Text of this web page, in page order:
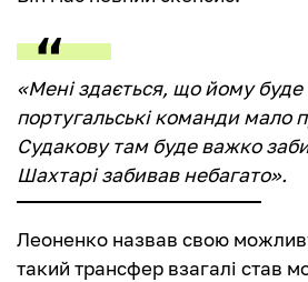
«Мені здається, що йому
португальські команди мало
Судакову там буде важко
Шахтарі забивав небагато».
Леоненко назвав свою
такий трансфер взагалі став